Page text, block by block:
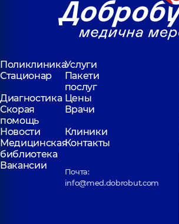
ПоликлиникаУслуги
Стационар
Пакети
послуг
Диагностика Цены
Скорая
помощь
Врачи
Новости
Клиники
Медицинская
библиотека
Контакты
Вакансии
Почта:
info@med.dobrobut.com